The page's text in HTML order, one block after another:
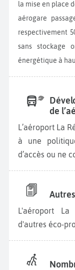
la mise en place
aérogare
respectivement
sans stockage
énergétique à
de
L’aéroport La Réunion Roland Garros n’a pas recours
à une
d’accès ou ne
L'aéroport La Réunion Roland Garros n'a pas
d'autres éco-